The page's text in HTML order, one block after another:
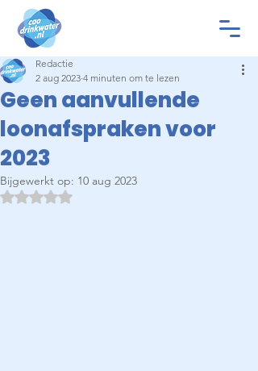
Geen aanvullende
loonafspraken voor
2023
Redactie
2 aug 2023 4 minuten om te lezen
Bijgewerkt op: 10 aug 2023
Beoordeeld met NaN uit 5 sterren.